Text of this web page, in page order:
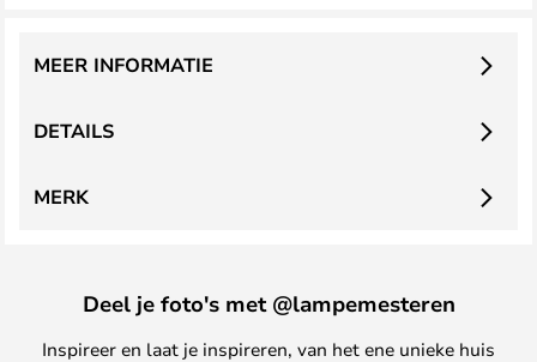
DETAILS
MEER INFORMATIE
MERK
Deel je foto's met @lampemesteren
Inspireer en laat je inspireren, van het ene unieke huis